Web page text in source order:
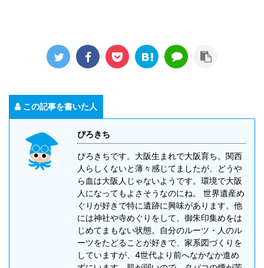
この記事を書いた人
ぴろきち
ぴろきちです。大阪生まれで大阪育ち。関西
人らしくないと薄々感じてましたが、どうや
ら血は大阪人じゃないようです。環境で大阪
人になってもよさそうなのにね。 世界遺産め
ぐりが好きで特に遺跡に興味があります。他
には神社や寺めぐりをして、御朱印集めをは
じめてまもない状態。自分のルーツ・人のル
ーツをたどることが好きで、家系図づくりを
していますが、4世代より前へなかなか進め